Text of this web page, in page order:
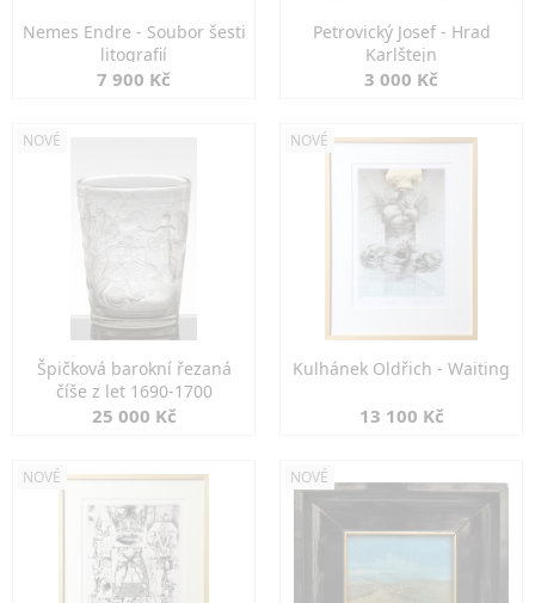
Nemes Endre - Soubor šesti
litografií
7 900 Kč
Petrovický Josef - Hrad
Karlštejn
3 000 Kč
NOVÉ
Špičková barokní řezaná
číše z let 1690-1700
25 000 Kč
NOVÉ
Kulhánek Oldřich - Waiting
13 100 Kč
NOVÉ NOVÉ